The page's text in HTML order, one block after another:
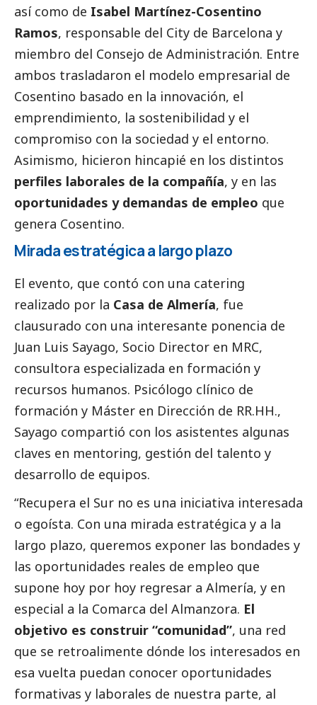
así como de Isabel Martínez-Cosentino
Ramos, responsable del City de Barcelona y
miembro del Consejo de Administración. Entre
ambos trasladaron el modelo empresarial de
Cosentino basado en la innovación, el
emprendimiento, la sostenibilidad y el
compromiso con la sociedad y el entorno.
Asimismo, hicieron hincapié en los distintos
perfiles laborales de la compañía, y en las
oportunidades y demandas de empleo que
genera Cosentino.
Mirada estratégica a largo plazo
El evento, que contó con una catering
realizado por la Casa de Almería, fue
clausurado con una interesante ponencia de
Juan Luis Sayago, Socio Director en MRC,
consultora especializada en formación y
recursos humanos. Psicólogo clínico de
formación y Máster en Dirección de RR.HH.,
Sayago compartió con los asistentes algunas
claves en mentoring, gestión del talento y
desarrollo de equipos.
“Recupera el Sur no es una iniciativa interesada
o egoísta. Con una mirada estratégica y a la
largo plazo, queremos exponer las bondades y
las oportunidades reales de empleo que
supone hoy por hoy regresar a Almería, y en
especial a la Comarca del Almanzora. El
objetivo es construir “comunidad”, una red
que se retroalimente dónde los interesados en
esa vuelta puedan conocer oportunidades
formativas y laborales de nuestra parte, al